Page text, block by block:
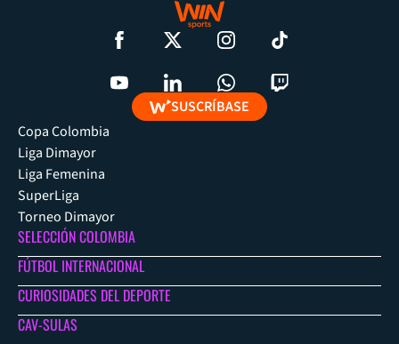
SUSCRÍBASE
Copa Colombia
Liga Dimayor
Liga Femenina
SuperLiga
Torneo Dimayor
SELECCIÓN COLOMBIA
FÚTBOL INTERNACIONAL
CURIOSIDADES DEL DEPORTE
CAV-SULAS